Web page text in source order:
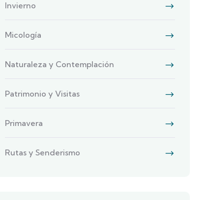
Invierno
Micología
Naturaleza y Contemplación
Patrimonio y Visitas
Primavera
Rutas y Senderismo